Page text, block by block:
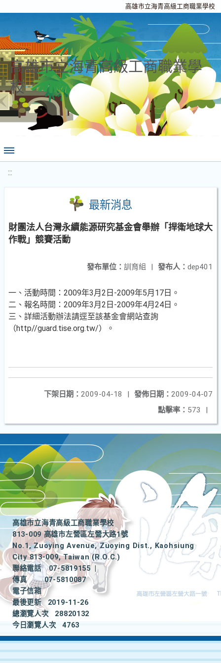
高雄市立海青高級工商職業學校
高雄市立海青高級工商職業學
校
:::
最新消息
財團法人台灣永續能源研究基金會舉辦「捍衛地球大
作戰」競賽活動
發布人： dep401
發布單位： 訓育組 |
一、活動時間：2009年3月2日-2009年5月17日。
二、報名時間：2009年3月2日-2009年4月24日。
三、詳細活動辦法請逕至該基金會網站查詢
（http//guard.tise.org.tw/）。
發佈日期： 2009-04-07
下架日期： 2009-04-18
|
點擊率： 573 |
高雄市立海青高級工商職業學校
813-009 高雄市左營區左營大路1號
No.1, Zuoying Avenue, Zuoying Dist., Kaohsiung
City 813-009, Taiwan (R.O.C.)
聯絡電話
07-5819155
|
傳真
07-5810087
電子信箱
最後更新
2019-11-26
總瀏覽人次
28820132
今日瀏覽人次
4763